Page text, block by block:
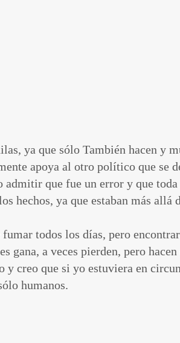
ya que sólo También hacen y
apoya al otro político que se
que fue un error y que
ya que estaban más allá
todos los días, pero
a veces pierden, pero
creo que si yo estuviera en
humanos.